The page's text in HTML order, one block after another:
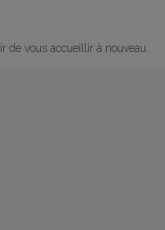
de vous accueillir à nouveau.